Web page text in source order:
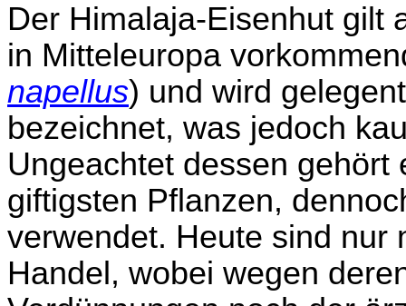
Der Himalaja-Eisenhut gilt
in Mitteleuropa
napellus) und wird
bezeichnet, was jedoch
Ungeachtet dessen
giftigsten Pflanzen,
verwendet. Heute sind nur
Handel, wobei wegen